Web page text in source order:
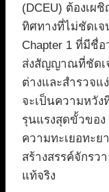
(DCEU) ต้องเผ
ทิศทางที่ไม่ชัดเ
Chapter 1 ที่มีชื่อ
ส่งสัญญาณที่ชัดเ
ต่างและสำรวจแ
จะเป็นความหวัง
รุนแรงสุดขั้วของ
ความทะเยอทะ
สร้างสรรค์จักร
แท้จริง